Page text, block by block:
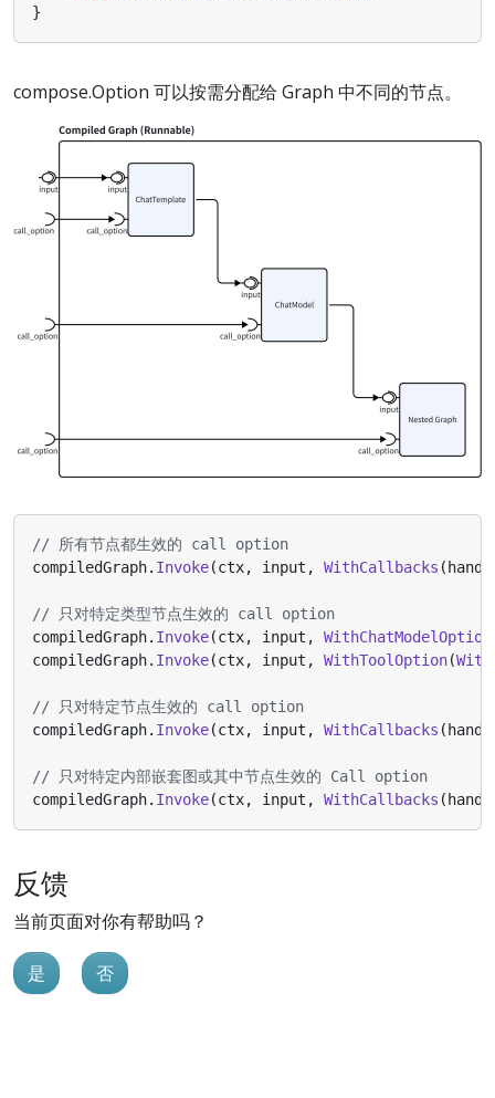
}
compose.Option 可以按需分配给 Graph 中不同的节点。
// 所有节点都生效的 call option
compiledGraph. Invoke(ctx, input , WithCallbacks (
// 只对特定类型节点生效的 call option
compiledGraph. Invoke(ctx, input , WithChatModelOption
compiledGraph. Invoke(ctx, input , WithToolOption(
// 只对特定节点生效的 call option
compiledGraph. Invoke(ctx, input , WithCallbacks (
// 只对特定内部嵌套图或其中节点生效的 Call option
compiledGraph. Invoke(ctx, input , WithCallbacks (
反馈
当前页面对你有帮助吗？
是 否